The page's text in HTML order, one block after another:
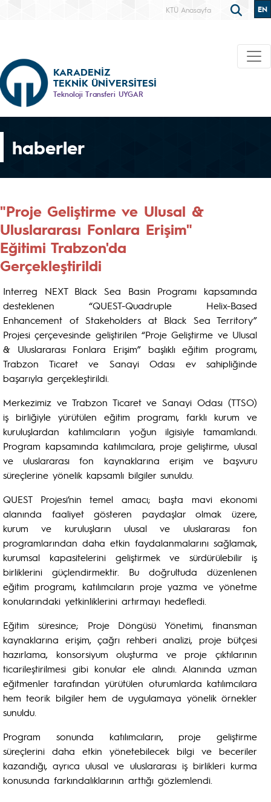
KTÜ Anasayfa EN
KARADENİZ
TEKNİK ÜNİVERSİTESİ
Teknoloji Transferi UYGAR
haberler
"Proje Geliştirme ve Ulusal &
Uluslararası Fonlara Erişim"
Eğitimi Trabzon'da
Gerçekleştirildi
Interreg NEXT Black Sea Basin Programı kapsamında
desteklenen “QUEST-Quadruple Helix-Based
Enhancement of Stakeholders at Black Sea Territory”
Projesi çerçevesinde geliştirilen “Proje Geliştirme ve Ulusal
& Uluslararası Fonlara Erişim” başlıklı eğitim programı,
Trabzon Ticaret ve Sanayi Odası ev sahipliğinde
başarıyla gerçekleştirildi.
Merkezimiz ve Trabzon Ticaret ve Sanayi Odası (TTSO)
iş birliğiyle yürütülen eğitim programı, farklı kurum ve
kuruluşlardan katılımcıların yoğun ilgisiyle tamamlandı.
Program kapsamında katılımcılara, proje geliştirme, ulusal
ve uluslararası fon kaynaklarına erişim ve başvuru
süreçlerine yönelik kapsamlı bilgiler sunuldu.
QUEST Projesi’nin temel amacı; başta mavi ekonomi
alanında faaliyet gösteren paydaşlar olmak üzere,
kurum ve kuruluşların ulusal ve uluslararası fon
programlarından daha etkin faydalanmalarını sağlamak,
kurumsal kapasitelerini geliştirmek ve sürdürülebilir iş
birliklerini güçlendirmektir. Bu doğrultuda düzenlenen
eğitim programı, katılımcıların proje yazma ve yönetme
konularındaki yetkinliklerini artırmayı hedefledi.
Eğitim süresince; Proje Döngüsü Yönetimi, finansman
kaynaklarına erişim, çağrı rehberi analizi, proje bütçesi
hazırlama, konsorsiyum oluşturma ve proje çıktılarının
ticarileştirilmesi gibi konular ele alındı. Alanında uzman
eğitmenler tarafından yürütülen oturumlarda katılımcılara
hem teorik bilgiler hem de uygulamaya yönelik örnekler
sunuldu.
Program sonunda katılımcıların, proje geliştirme
süreçlerini daha etkin yönetebilecek bilgi ve beceriler
kazandığı, ayrıca ulusal ve uluslararası iş birlikleri kurma
konusunda farkındalıklarının arttığı gözlemlendi.